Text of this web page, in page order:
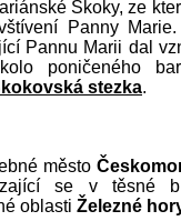
Skoky, ze
Panny Marie.
Pannu Marii dal
poničeného
stezka.
město
se v těsné
oblasti Železné